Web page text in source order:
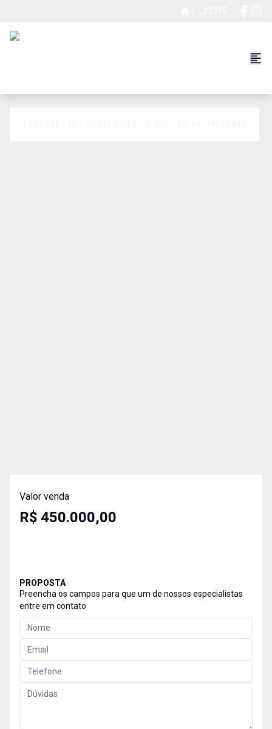
Valor venda
R$ 450.000,00
PROPOSTA
Preencha os campos para que um de nossos especialistas
entre em contato